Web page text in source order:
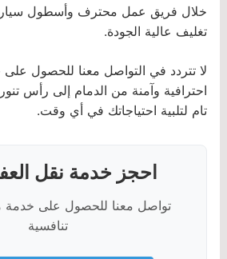
خلال فريق عمل محترف وأسطول
تغليف عالية الجودة.
لا تتردد في التواصل معنا للحصول
احترافية وآمنة من الدمام إلى رأس
تام لتلبية احتياجاتك في أي وقت.
احجز خدمة نقل
تواصل معنا للحصول على خدمة
تنافسية